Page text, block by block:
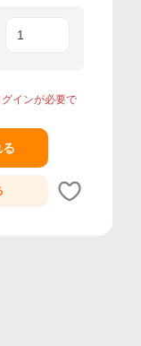
インが必要で